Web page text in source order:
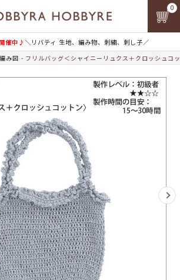
催中♪＼リバティ 生地、編み物、刺繍、刺し子／
0
編み図 フリルバッグ＜シャイニーリュクス＋クロッシュコ